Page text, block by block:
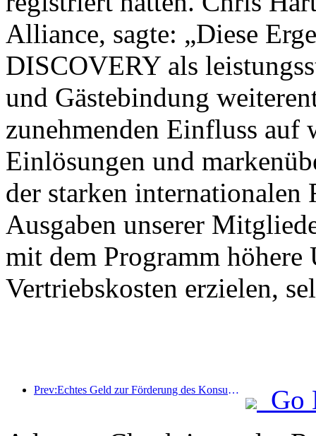
Alliance, sagte: „Diese
DISCOVERY als
und Gästebindung
zunehmenden Einfluss auf
Einlösungen und
der starken internationalen
Ausgaben unserer
mit dem Programm höhere
Vertriebskosten erzielen,
Prev:Echtes Geld zur Förderung des Konsums: Viele Orte haben Konsumgutscheine für Kultur und Tourismus zum 1. Mai ausgegeben
Go